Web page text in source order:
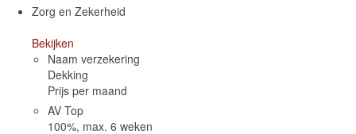
Zorg en Zekerheid
Bekijken
Naam verzekering
Dekking
Prijs per maand
AV Top
100%, max. 6 weken